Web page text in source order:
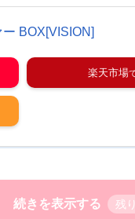
BOX[VISION]
楽天市場
続きを表示する 残り